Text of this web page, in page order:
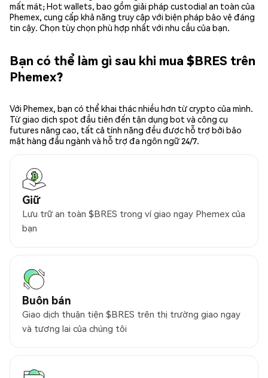
mất mát; Hot wallets, bao gồm giải pháp custodial an toàn của
Phemex, cung cấp khả năng truy cập với biện pháp bảo vệ đáng
tin cậy. Chọn tùy chọn phù hợp nhất với nhu cầu của bạn.
Bạn có thể làm gì sau khi mua $BRES trên
Phemex?
Với Phemex, bạn có thể khai thác nhiều hơn từ crypto của mình.
Từ giao dịch spot đầu tiên đến tận dụng bot và công cụ
futures nâng cao, tất cả tính năng đều được hỗ trợ bởi bảo
mật hàng đầu ngành và hỗ trợ đa ngôn ngữ 24/7.
Giữ
Lưu trữ an toàn $BRES trong ví giao ngay Phemex của
bạn
Buôn bán
Giao dịch thuận tiện $BRES trên thị trường giao ngay
và tương lai của chúng tôi